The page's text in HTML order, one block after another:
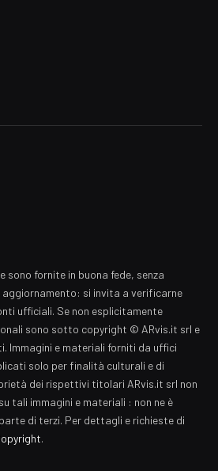
sono fornite in buona fede, senza
si invita a verificarne
ufficiali. Se non esplicitamente
sono sotto copyright © ARvis.it srl e
Immagini e materiali forniti da uffici
solo per finalità culturali e di
dei rispettivi titolari ARvis.it srl non
tali immagini e materiali : non ne è
di terzi. Per dettagli e richieste di
.